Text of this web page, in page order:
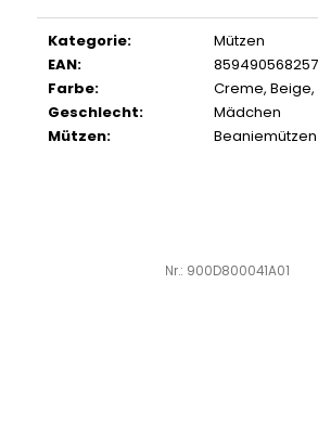
Kategorie:
Mützen
EAN:
Farbe: Creme, Beige,
Geschlecht:
Mädchen
Mützen: Beaniemützen
Art.-Nr.: 900D800041A01